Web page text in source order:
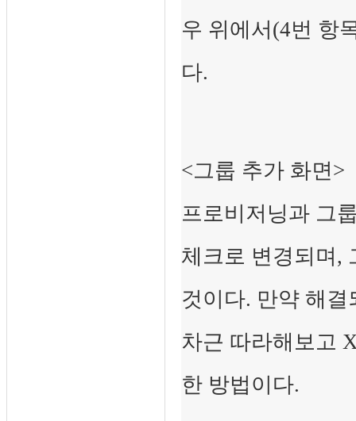
우 위에서(4번 항
다.
<그룹 추가 화면>
프로비저닝과 그
체크로 변경되며,
것이다. 만약 해
차근 따라해보고
한 방법이다.